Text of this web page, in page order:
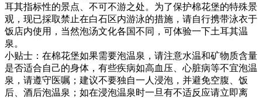
耳其指标性的景点、不可不游之处。为了保护棉花堡的特殊景
观，现已採取禁止在白石区内游泳的措施，请自行携带泳衣于
饭店内使用，当然泡汤文化各国不同，可体验一下土耳其温
泉。
小贴士：在棉花堡如果需要泡温泉，请注意水温和矿物质含量
是否适合自己的身体，有些疾病如高血压、心脏病等不宜泡温
泉，请遵守医嘱；建议不要独自一人浸泡，并避免空腹、饭
后、酒后泡温泉；如在浸泡温泉时一旦有不适反应请立即离